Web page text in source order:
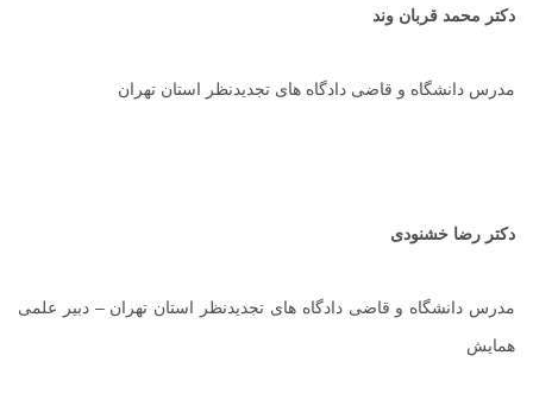
دکتر محمد قربان وند
مدرس دانشگاه و قاضی دادگاه های تجدیدنظر استان تهران
دکتر رضا خشنودی
مدرس دانشگاه و قاضی دادگاه های تجدیدنظر استان تهران – دبیر علمی
همایش